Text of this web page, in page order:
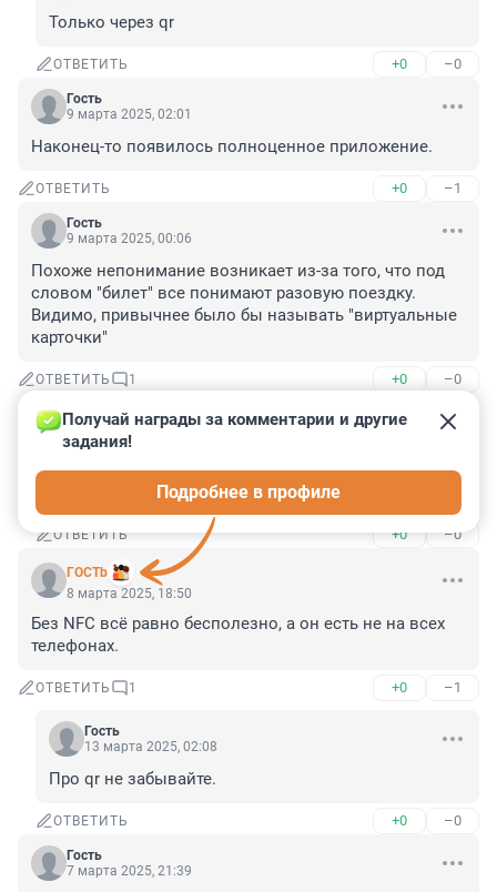
Только через qr
ОТВЕТИТЬ +0 –0
Гость
9 марта 2025, 02:01
Наконец-то появилось полноценное приложение.
ОТВЕТИТЬ +0 –1
Гость
9 марта 2025, 00:06
Похоже непонимание возникает из-за того, что под
словом "билет" все понимают разовую поездку.
Видимо, привычнее было бы называть "виртуальные
карточки"
ОТВЕТИТЬ 1 +0 –0
Гость
13 марта 2025, 02:09
Как ни назови, пару раз попользовался и всё
интуитивно понятно.
ОТВЕТИТЬ +0 –0
ГOСТb
Получай награды за комментарии и другие
задания!
Подробнее в профиле
8 марта 2025, 18:50
Без NFC всё равно бесполезно, а он есть не на всех
телефонах.
ОТВЕТИТЬ 1 +0 –1
Гость
13 марта 2025, 02:08
Про qr не забывайте.
ОТВЕТИТЬ +0 –0
Гость
7 марта 2025, 21:39